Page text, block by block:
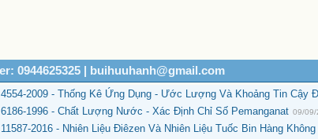
0944625325 | buihuuhanh@gmail.com
2009 - Thống Kê Ứng Dụng - Ước Lượng Và Khoảng Tin Cậy
1996 - Chất Lượng Nước - Xác Định Chỉ Số Pemanganat 09/09/
2016 - Nhiên Liệu Điêzen Và Nhiên Liệu Tuốc Bin Hàng